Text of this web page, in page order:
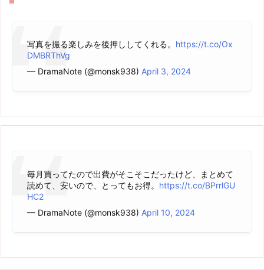
写真を撮る楽しみを後押ししてくれる。 https://t.co/Ox
DMBRThVg
— DramaNote (@monsk938) April 3, 2024
毎月買ってたので出費がそこそこだったけど、まとめて
読めて、安いので、とってもお得。 https://t.co/BPrrlGU
HC2
— DramaNote (@monsk938) April 10, 2024